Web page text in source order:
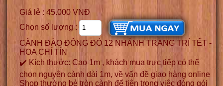
Giá lẻ : 45.000 VNĐ
Chọn số lượng :
CÀNH ĐÀO ĐÔNG ĐỎ 12 NHÁNH TRANG TRÍ TẾT -
HOA CHÍ TÍN
✔️ Kích thước: Cao 1m , khách mua trực tiếp có thể
chọn nguyên cành dài 1m, về vấn đề giao hàng online
Shop thường bẻ tròn cành để tiện trong việc đóng gói